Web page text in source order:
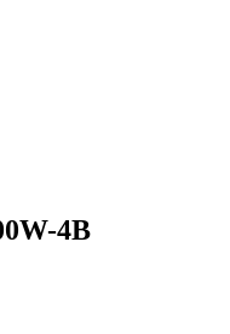
4B